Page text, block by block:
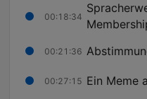
00:18:34
00:21:36
00:27:15 Ein Meme